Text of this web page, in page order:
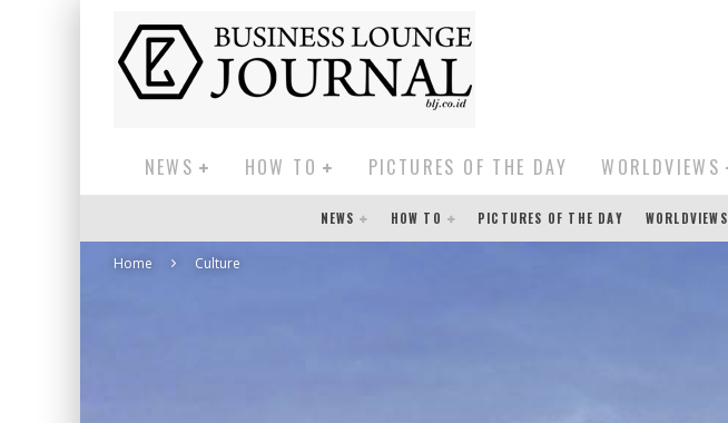
NEWS HOW TO PICTURES OF THE DAY WORLDVIEWS
NEWS HOW TO PICTURES OF THE DAY WORLDVIEWS
Home Culture